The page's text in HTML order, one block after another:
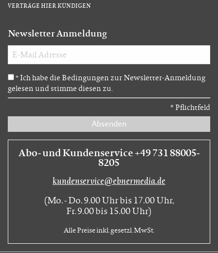
VERTRÄGE HIER KÜNDIGEN
Newsletter Anmeldung
* Ich habe die Bedingungen zur Newsletter-Anmeldung
gelesen und stimme diesen zu.
* Pflichtfeld
Absenden
Abo- und Kundenservice +49 731 88005-
8205
kundenservice@ebnermedia.de
(Mo. - Do. 9.00 Uhr bis 17.00 Uhr,
Fr. 9.00 bis 15.00 Uhr)
Alle Preise inkl. gesetzl. MwSt.